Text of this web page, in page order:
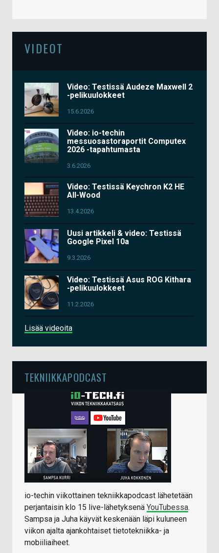
VIDEOT
Video: Testissä Audeze Maxwell 2
-pelikuulokkeet
15.6.2026
Video: io-techin
messuosastoraportit Computex
2026 -tapahtumasta
3.6.2026
Video: Testissä Keychron K2 HE
All-Wood
13.4.2026
Uusi artikkeli & video: Testissä
Google Pixel 10a
9.3.2026
Video: Testissä Asus ROG Kithara
-pelikuulokkeet
11.2.2026
Lisää videoita
TEKNIIKKAPODCAST
io-techin viikottainen tekniikkapodcast lähetetään
perjantaisin klo 15 live-lähetyksenä YouTubessa.
Sampsa ja Juha käyvät keskenään läpi kuluneen
viikon ajalta ajankohtaiset tietotekniikka- ja
mobiiliaiheet.